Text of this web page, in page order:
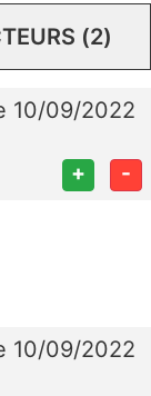
(2)
10/09/2022
+ -
10/09/2022